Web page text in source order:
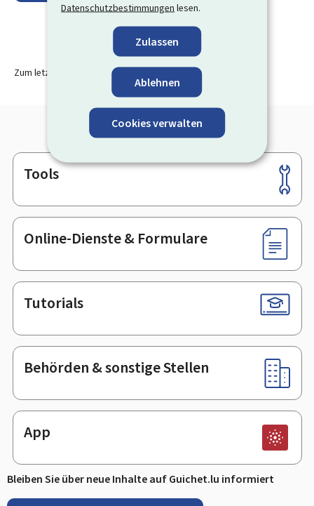
Datenschutzbestimmungen lesen.
Zulassen
Ablehnen
Cookies verwalten
Zum letzten Mal aktualisiert am
Footer
Tools
Online-Dienste & Formulare
Tutorials
Behörden & sonstige Stellen
App
Bleiben Sie über neue Inhalte auf Guichet.lu informiert